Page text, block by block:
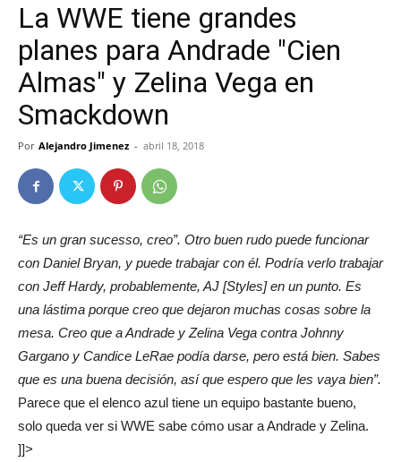
La WWE tiene grandes
planes para Andrade "Cien
Almas" y Zelina Vega en
Smackdown
Por Alejandro Jimenez - abril 18, 2018
“Es un gran sucesso, creo”. Otro buen rudo puede funcionar
con Daniel Bryan, y puede trabajar con él. Podría verlo trabajar
con Jeff Hardy, probablemente, AJ [Styles] en un punto. Es
una lástima porque creo que dejaron muchas cosas sobre la
mesa. Creo que a Andrade y Zelina Vega contra Johnny
Gargano y Candice LeRae podía darse, pero está bien. Sabes
que es una buena decisión, así que espero que les vaya bien”.
Parece que el elenco azul tiene un equipo bastante bueno,
solo queda ver si WWE sabe cómo usar a Andrade y Zelina.
]]>